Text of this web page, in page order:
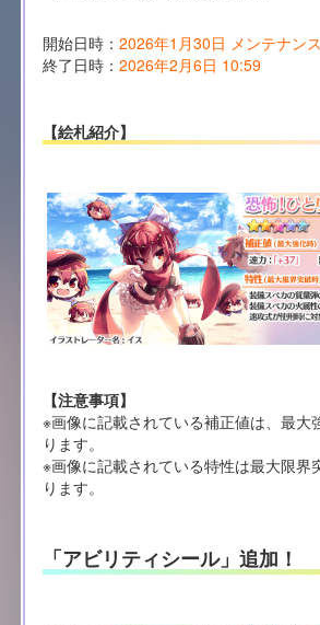
開始日時： 2026年1月30日 メンテナン
終了日時： 2026年2月6日 10:59
【絵札紹介】
【注意事項】
※画像に記載されている補正値は、最大
ります。
※画像に記載されている特性は最大限界
ります。
「アビリティシール」追加！